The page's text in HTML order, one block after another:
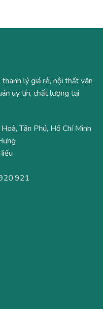
lý giá rẻ, nội thất văn
uy tín, chất lượng tại
Tân Phú, Hồ Chí Minh